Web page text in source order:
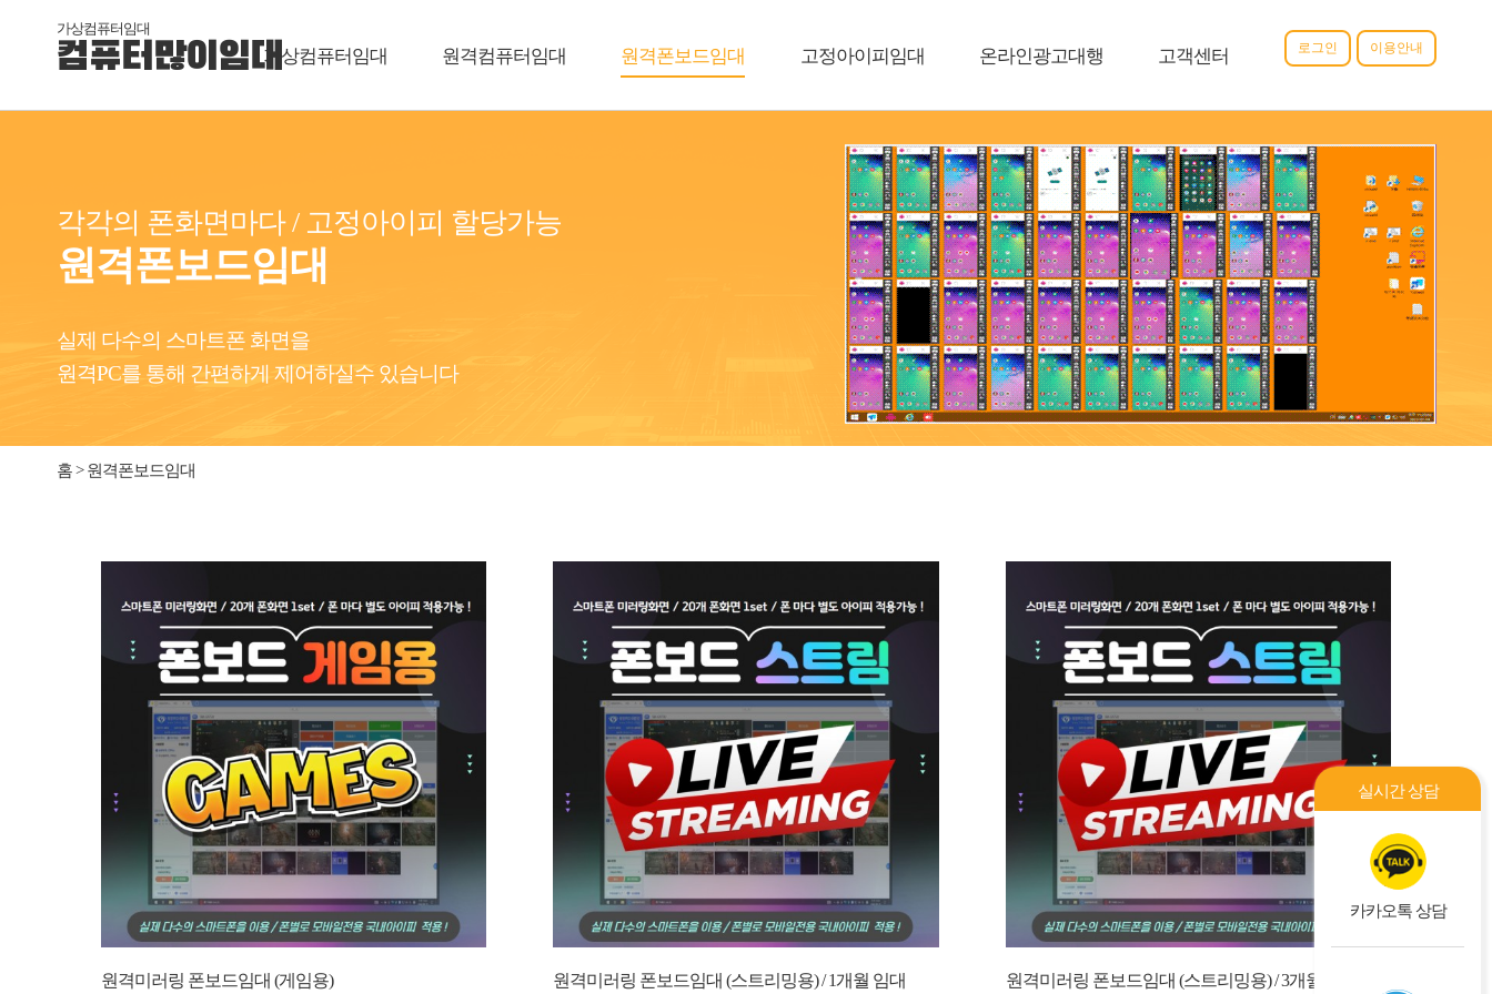
가상컴퓨터임대
컴퓨터많이임대 이용안내
로그인
가상컴퓨터임대 원격컴퓨터임대 원격폰보드임대 고정아이피임대 온라인광고대행 고객센터
각각의 폰화면마다 / 고정아이피 할당가능
원격폰보드임대
실제 다수의 스마트폰 화면을
원격PC를 통해 간편하게 제어하실수 있습니다
홈 > 원격폰보드임대
원격미러링 폰보드임대 (게임용) 원격미러링 폰보드임대 (스트리밍용) / 1개월 임대 원격미러링 폰보드임대 (스트리밍용) / 3개월 임대
실시간 상담
카카오톡 상담